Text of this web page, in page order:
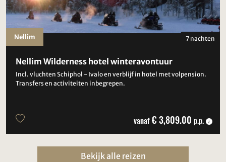
Nellim Wilderness hotel winteravontuur
Incl. vluchten Schiphol - Ivalo en verblijf in hotel met volpension.
Transfers en activiteiten inbegrepen.
7 nachten
vanaf€ 3,809.00 p.p.
Nellim
Bekijk alle reizen